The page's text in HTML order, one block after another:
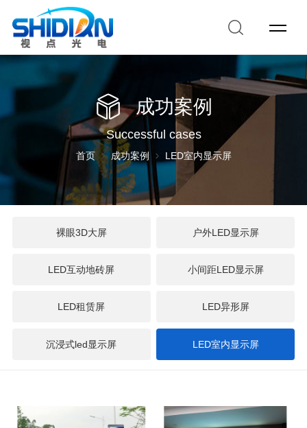
成功案例
Successful cases
首页 成功案例 LED室内显示屏
裸眼3D大屏 户外LED显示屏
LED互动地砖屏 小间距LED显示屏
LED租赁屏 LED异形屏
沉浸式led显示屏 LED室内显示屏